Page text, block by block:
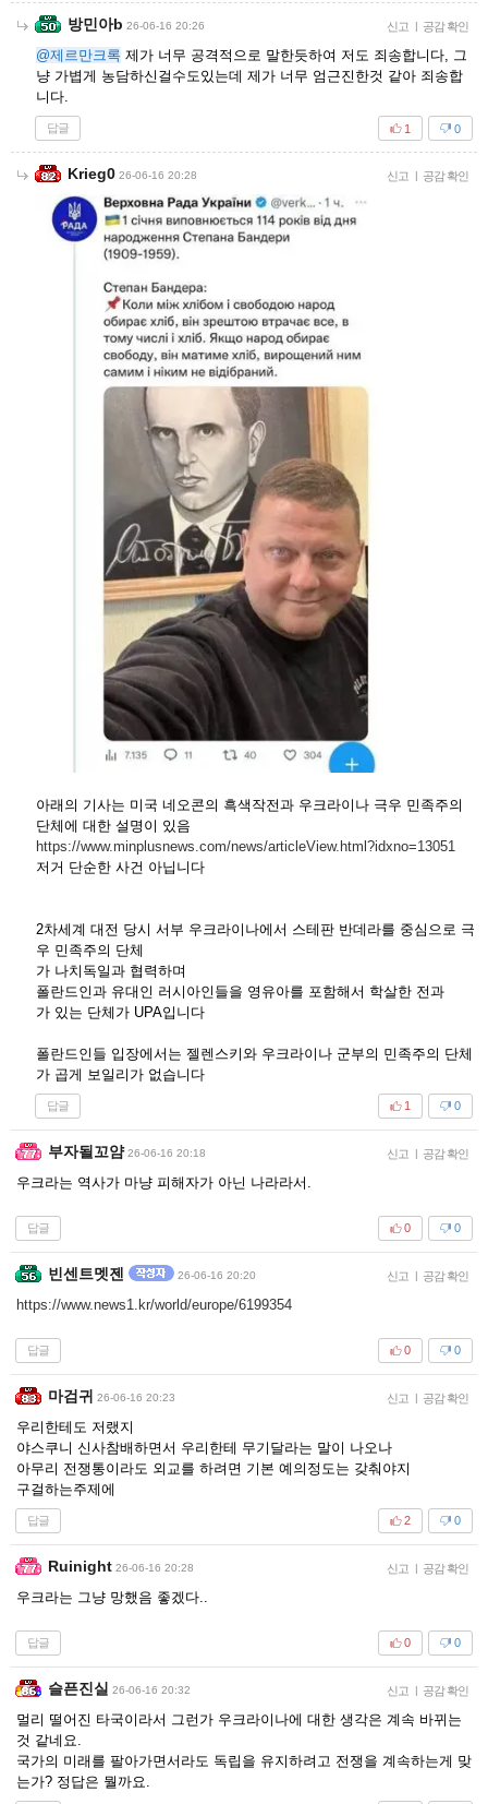
방민아b 26-06-16 20:26 신고 | 공감 확인
@제르만크록 제가 너무 공격적으로 말한듯하여 저도 죄송합니다, 그
냥 가볍게 농담하신걸수도있는데 제가 너무 엄근진한것 같아 죄송합
니다.
답글 0
1
Krieg0 26-06-16 20:28 신고 | 공감 확인
아래의 기사는 미국 네오콘의 흑색작전과 우크라이나 극우 민족주의
단체에 대한 설명이 있음
https://www.minplusnews.com/news/articleView.html?idxno=13051
저거 단순한 사건 아닙니다
2차세계 대전 당시 서부 우크라이나에서 스테판 반데라를 중심으로 극
우 민족주의 단체
가 나치독일과 협력하며
폴란드인과 유대인 러시아인들을 영유아를 포함해서 학살한 전과
가 있는 단체가 UPA입니다
폴란드인들 입장에서는 젤렌스키와 우크라이나 군부의 민족주의 단체
가 곱게 보일리가 없습니다
답글 0
1
부자될꼬얌 26-06-16 20:18 신고 | 공감 확인
우크라는 역사가 마냥 피해자가 아닌 나라라서.
답글 0
0
빈센트멧젠 26-06-16 20:20 신고 | 공감 확인
https://www.news1.kr/world/europe/6199354
답글 0
0
마검귀 26-06-16 20:23 신고 | 공감 확인
우리한테도 저랬지
야스쿠니 신사참배하면서 우리한테 무기달라는 말이 나오나
아무리 전쟁통이라도 외교를 하려면 기본 예의정도는 갖춰야지
구걸하는주제에
답글 0
2
Ruinight 26-06-16 20:28 신고 | 공감 확인
우크라는 그냥 망했음 좋겠다..
답글 0
0
슬픈진실 26-06-16 20:32 신고 | 공감 확인
멀리 떨어진 타국이라서 그런가 우크라이나에 대한 생각은 계속 바뀌는
것 같네요.
국가의 미래를 팔아가면서라도 독립을 유지하려고 전쟁을 계속하는게 맞
는가? 정답은 뭘까요.